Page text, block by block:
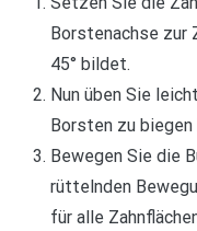
Borstenachse zur
45° bildet.
Nun üben Sie
Borsten zu biegen
Bewegen Sie die
rüttelnden
für alle